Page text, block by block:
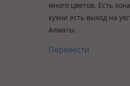
много цветов. Есть
кухни есть выход на
Алматы.
Перевести